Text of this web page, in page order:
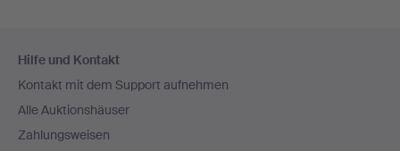
Navigation
Hilfe und Kontakt
Kontakt mit dem Support aufnehmen
Alle Auktionshäuser
Zahlungsweisen